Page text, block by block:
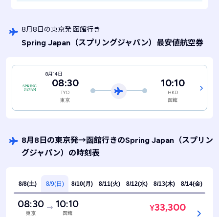
8月8日の東京発 函館行き
Spring Japan （スプリングジャパン） 最安値航空券
8月14日
08:30
TYO
東京
10:10
HKD
函館
8月8日の東京発→函館行きのSpring Japan （スプリン
グジャパン） の時刻表
8/8(土) 8/9(日) 8/10(月) 8/11(火) 8/12(水) 8/13(木) 8/14(金)
08:30
東京
10:10
函館
¥33,300